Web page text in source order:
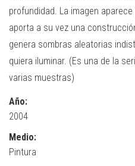
profundidad. La imagen
aporta a su vez una
genera sombras aleatorias
quiera iluminar. (Es una de la
varias muestras)
Año:
2004
Medio:
Pintura